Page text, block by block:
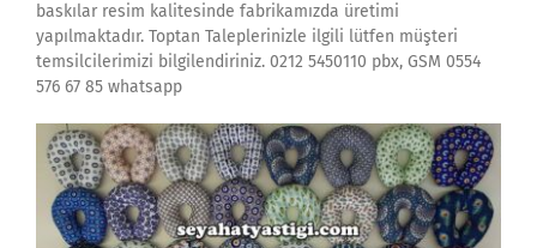
baskılar resim kalitesinde fabrikamızda üretimi
yapılmaktadır. Toptan Taleplerinizle ilgili lütfen müşteri
temsilcilerimizi bilgilendiriniz. 0212 5450110 pbx, GSM 0554
576 67 85 whatsapp